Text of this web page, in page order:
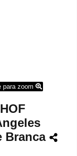
para zoom
Branca